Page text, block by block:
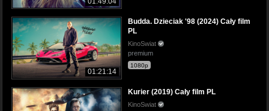
01:21:14
Budda. Dzieciak '98 (2024) Cały film
PL
KinoSwiat
premium
1080p
Kurier (2019) Cały film PL
KinoSwiat